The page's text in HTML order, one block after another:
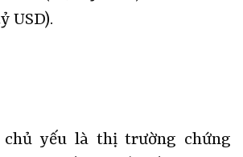
USD).
chủ yếu là thị trường chứng